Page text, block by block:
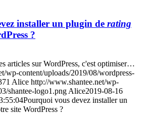
installer un plugin de rating
?
articles sur WordPress, c'est optimiser…
wp-content/uploads/2019/08/wordpress-
Alice http://www.shantee.net/wp-
shantee-logo1.png Alice2019-08-16
Pourquoi vous devez installer un
site WordPress ?